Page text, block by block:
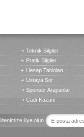
Teknik Bilgiler
Pratik Bilgiler
Hesap Tabloları
Ustaya Sor
Sponsor Arayanlar
Cadı Kazanı
üye olun